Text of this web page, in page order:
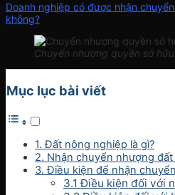
Doanh nghiệp có được nhận
không?
Chuyển nhượng quyền sở
Mục lục bài viết
1. Đất nông nghiệp là gì?
2. Nhận chuyển nhượng
3. Điều kiện để nhận
3.1 Điều kiện đối với